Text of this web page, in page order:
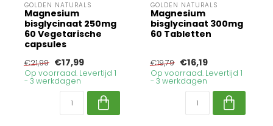
GOLDEN NATURALS
Magnesium
bisglycinaat 250mg
60 Vegetarische
capsules
€21,99 €17,99
Op voorraad. Levertijd 1
- 3 werkdagen
GOLDEN NATURALS
Magnesium
bisglycinaat 300mg
60 Tabletten
€19,79 €16,19
Op voorraad. Levertijd 1
- 3 werkdagen